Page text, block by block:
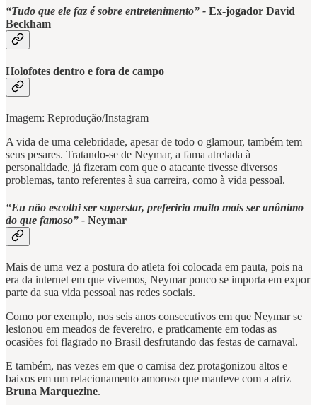
“Tudo que ele faz é sobre entretenimento” - Ex-jogador David
Beckham
Holofotes dentro e fora de campo
Imagem: Reprodução/Instagram
A vida de uma celebridade, apesar de todo o glamour, também tem
seus pesares. Tratando-se de Neymar, a fama atrelada à
personalidade, já fizeram com que o atacante tivesse diversos
problemas, tanto referentes à sua carreira, como à vida pessoal.
“Eu não escolhi ser superstar, preferiria muito mais ser anônimo
do que famoso” - Neymar
Mais de uma vez a postura do atleta foi colocada em pauta, pois na
era da internet em que vivemos, Neymar pouco se importa em expor
parte da sua vida pessoal nas redes sociais.
Como por exemplo, nos seis anos consecutivos em que Neymar se
lesionou em meados de fevereiro, e praticamente em todas as
ocasiões foi flagrado no Brasil desfrutando das festas de carnaval.
E também, nas vezes em que o camisa dez protagonizou altos e
baixos em um relacionamento amoroso que manteve com a atriz
Bruna Marquezine.